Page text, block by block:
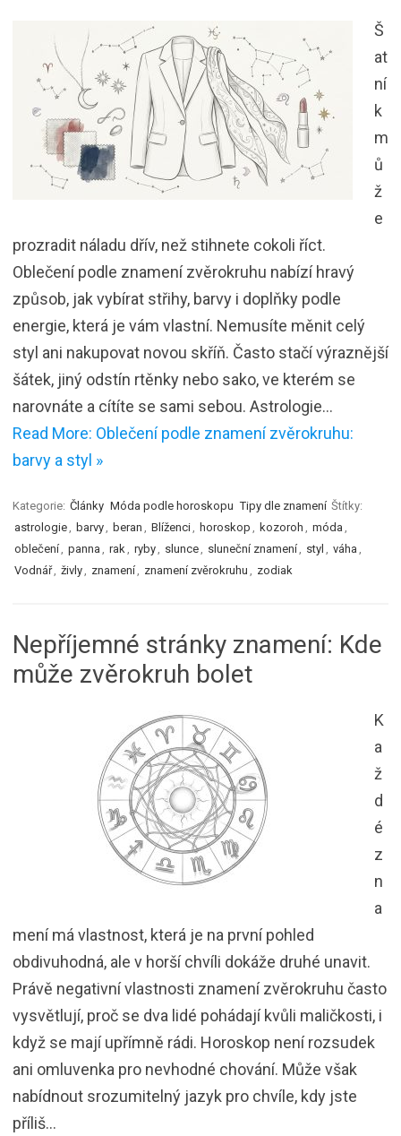
Š
at
ní
k
m
ů
ž
e
prozradit náladu dřív, než stihnete cokoli říct.
Oblečení podle znamení zvěrokruhu nabízí hravý
způsob, jak vybírat střihy, barvy i doplňky podle
energie, která je vám vlastní. Nemusíte měnit celý
styl ani nakupovat novou skříň. Často stačí výraznější
šátek, jiný odstín rtěnky nebo sako, ve kterém se
narovnáte a cítíte se sami sebou. Astrologie…
Read More: Oblečení podle znamení zvěrokruhu:
barvy a styl »
Kategorie: Články Móda podle horoskopu Tipy dle znamení Štítky:
astrologie
barvy beran Blíženci horoskop kozoroh móda
oblečení
panna rak ryby slunce sluneční znamení styl váha
Vodnář
živly znamení znamení zvěrokruhu zodiak
Nepříjemné stránky znamení: Kde
může zvěrokruh bolet
K
a
ž
d
é
z
n
a
mení má vlastnost, která je na první pohled
obdivuhodná, ale v horší chvíli dokáže druhé unavit.
Právě negativní vlastnosti znamení zvěrokruhu často
vysvětlují, proč se dva lidé pohádají kvůli maličkosti, i
když se mají upřímně rádi. Horoskop není rozsudek
ani omluvenka pro nevhodné chování. Může však
nabídnout srozumitelný jazyk pro chvíle, kdy jste
příliš…